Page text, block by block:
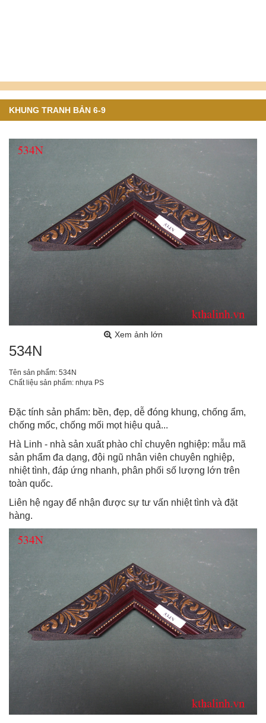
KHUNG TRANH BẢN 6-9
Xem ảnh lớn
534N
Tên sản phẩm: 534N
Chất liệu sản phẩm: nhựa PS
Đặc tính sản phẩm: bền, đẹp, dễ đóng khung, chống ẩm,
chống mốc, chống mối mọt hiệu quả...
Hà Linh - nhà sản xuất phào chỉ chuyên nghiệp: mẫu mã
sản phẩm đa dạng, đội ngũ nhân viên chuyên nghiệp,
nhiệt tình, đáp ứng nhanh, phân phối số lượng lớn trên
toàn quốc.
Liên hệ ngay để nhận được sự tư vấn nhiệt tình và đặt
hàng.